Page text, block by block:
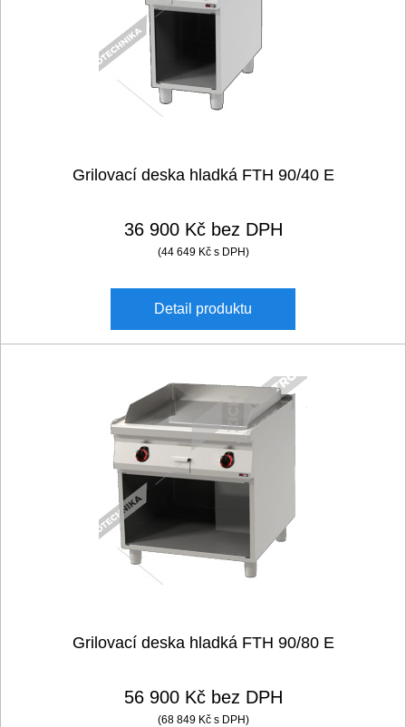
Řeznické stroje
Konvektomaty/Pece
Stolní zařízení
Myčky
Transport, výdej a regen.
Multifunkce - speciály
Vařiče a výrobníky těstovin
Nástroje
Vodní lázně
RM GASTRO 700
RM GASTRO 900
Grilovací deska hladká FTH 90/40 E
36 900 Kč bez DPH
(44 649 Kč s DPH)
Detail produktu
Grilovací deska hladká FTH 90/80 E
56 900 Kč bez DPH
(68 849 Kč s DPH)